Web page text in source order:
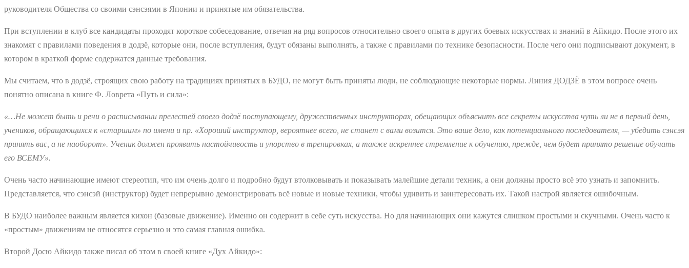
руководителя Общества со своими сэнсэями в Японии и принятые им обязательства.
При вступлении в клуб все кандидаты проходят короткое собеседование, отвечая на ряд вопросов относительно своего опыта в других боевых искусствах и знаний в Айкидо. После этого их
знакомят с правилами поведения в додзё, которые они, после вступления, будут обязаны выполнять, а также с правилами по технике безопасности. После чего они подписывают документ, в
котором в краткой форме содержатся данные требования.
Мы считаем, что в додзё, строящих свою работу на традициях принятых в БУДО, не могут быть приняты люди, не соблюдающие некоторые нормы. Линия ДОДЗЁ в этом вопросе очень
понятно описана в книге Ф. Ловрета «Путь и сила»:
«…Не может быть и речи о расписывании прелестей своего додзё поступающему, дружественных инструкторах, обещающих объяснить все секреты искусства чуть ли не в первый день,
учеников, обращающихся к «старшим» по имени и пр. «Хороший инструктор, вероятнее всего, не станет с вами возится. Это ваше дело, как потенциального последователя, — убедить сэнсэя
принять вас, а не наоборот». Ученик должен проявить настойчивость и упорство в тренировках, а также искреннее стремление к обучению, прежде, чем будет принято решение обучать
его ВСЕМУ».
Очень часто начинающие имеют стереотип, что им очень долго и подробно будут втолковывать и показывать малейшие детали техник, а они должны просто всё это узнать и запомнить.
Представляется, что сэнсэй (инструктор) будет непрерывно демонстрировать всё новые и новые техники, чтобы удивить и заинтересовать их. Такой настрой является ошибочным.
В БУДО наиболее важным является кихон (базовые движение). Именно он содержит в себе суть искусства. Но для начинающих они кажутся слишком простыми и скучными. Очень часто к
«простым» движениям не относятся серьезно и это самая главная ошибка.
Второй Досю Айкидо также писал об этом в своей книге «Дух Айкидо»: